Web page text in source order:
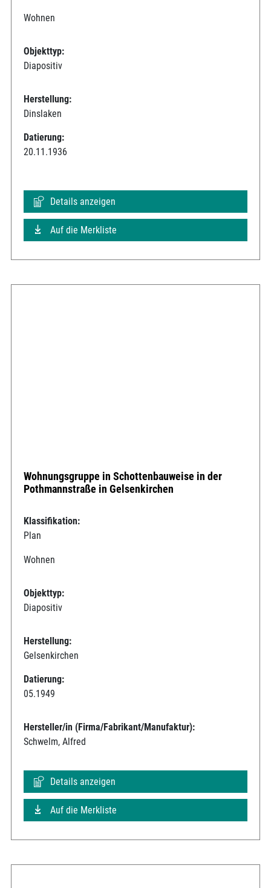
Wohnen
Objekttyp:
Diapositiv
Herstellung:
Dinslaken
Datierung:
20.11.1936
Details anzeigen
Auf die Merkliste
Wohnungsgruppe in Schottenbauweise in der
Pothmannstraße in Gelsenkirchen
Klassifikation:
Plan
Wohnen
Objekttyp:
Diapositiv
Herstellung:
Gelsenkirchen
Datierung:
05.1949
Hersteller/in (Firma/Fabrikant/Manufaktur):
Schwelm, Alfred
Details anzeigen
Auf die Merkliste